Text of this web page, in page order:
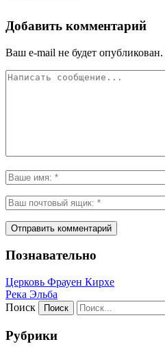
Добавить комментарий
Ваш e-mail не будет опубликован.
Познавательно
Церковь Фрауен Кирхе
Река Эльба
Поиск
Рубрики